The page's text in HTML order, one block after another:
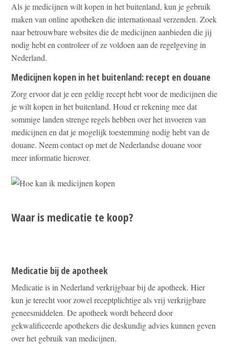
Als je medicijnen wilt kopen in het buitenland, kun je gebruik
maken van online apotheken die internationaal verzenden. Zoek
naar betrouwbare websites die de medicijnen aanbieden die jij
nodig hebt en controleer of ze voldoen aan de regelgeving in
Nederland.
Medicijnen kopen in het buitenland: recept en douane
Zorg ervoor dat je een geldig recept hebt voor de medicijnen die
je wilt kopen in het buitenland. Houd er rekening mee dat
sommige landen strenge regels hebben over het invoeren van
medicijnen en dat je mogelijk toestemming nodig hebt van de
douane. Neem contact op met de Nederlandse douane voor
meer informatie hierover.
Waar is medicatie te koop?
Medicatie bij de apotheek
Medicatie is in Nederland verkrijgbaar bij de apotheek. Hier
kun je terecht voor zowel receptplichtige als vrij verkrijgbare
geneesmiddelen. De apotheek wordt beheerd door
gekwalificeerde apothekers die deskundig advies kunnen geven
over het gebruik van medicijnen.